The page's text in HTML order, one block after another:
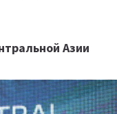
Азии